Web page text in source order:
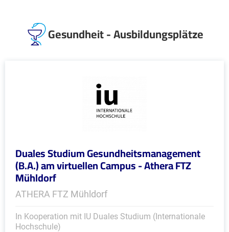
Gesundheit - Ausbildungsplätze
Duales Studium Gesundheitsmanagement
(B.A.) am virtuellen Campus - Athera FTZ
Mühldorf
ATHERA FTZ Mühldorf
In Kooperation mit IU Duales Studium (Internationale
Hochschule)